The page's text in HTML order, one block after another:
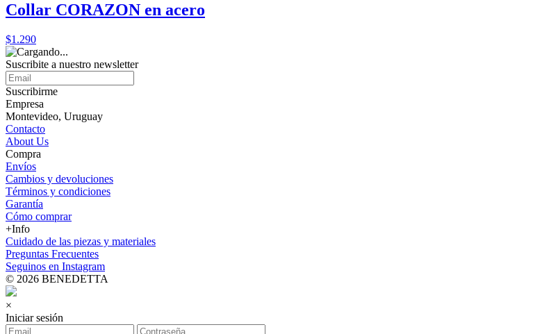
Collar CORAZON en acero
$1.290
Suscribite a nuestro newsletter
Suscribirme
Empresa
Montevideo, Uruguay
Contacto
About Us
Compra
Envíos
Cambios y devoluciones
Términos y condiciones
Garantía
Cómo comprar
+Info
Cuidado de las piezas y materiales
Preguntas Frecuentes
Seguinos en Instagram
© 2026 BENEDETTA
×
Iniciar sesión